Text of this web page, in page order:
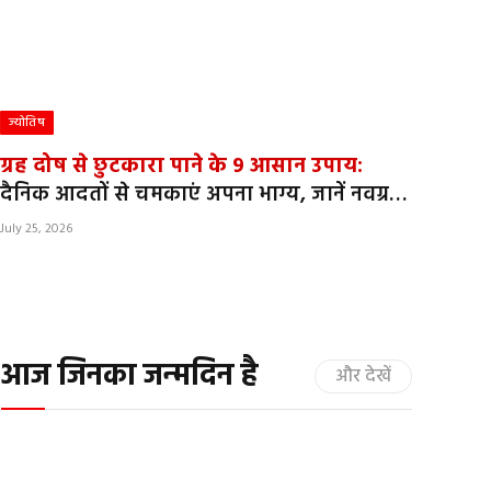
ज्योतिष
ग्रह दोष से छुटकारा पाने के 9 आसान उपाय:
दैनिक आदतों से चमकाएं अपना भाग्य, जानें नवग्रहों
को साधने का सीक्रेट तरीका
July 25, 2026
आज जिनका जन्मदिन है और देखें